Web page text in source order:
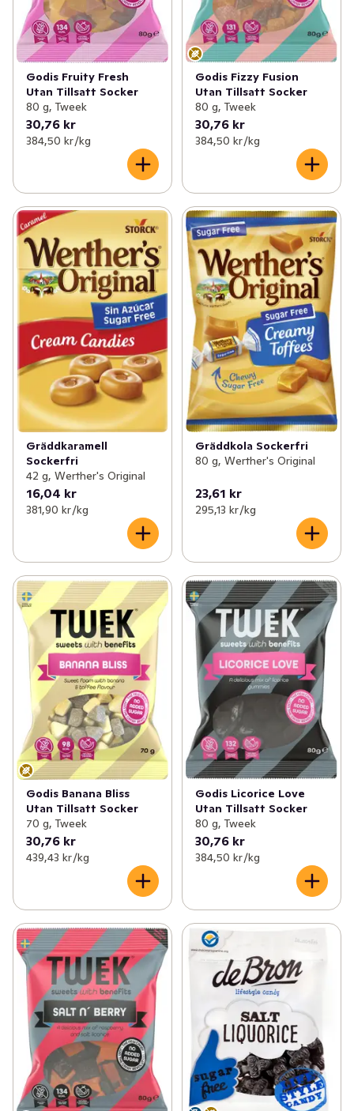
Godis Fruity Fresh
Utan Tillsatt Socker
80 g, Tweek
30,76 kr
384,50 kr /kg
Godis Fizzy Fusion
Utan Tillsatt Socker
80 g, Tweek
30,76 kr
384,50 kr /kg
Gräddkaramell
Sockerfri
42 g, Werther's Original
16,04 kr
381,90 kr /kg
Gräddkola Sockerfri
80 g, Werther's Original
23,61 kr
295,13 kr /kg
Godis Banana Bliss
Utan Tillsatt Socker
70 g, Tweek
30,76 kr
439,43 kr /kg
Godis Licorice Love
Utan Tillsatt Socker
80 g, Tweek
30,76 kr
384,50 kr /kg